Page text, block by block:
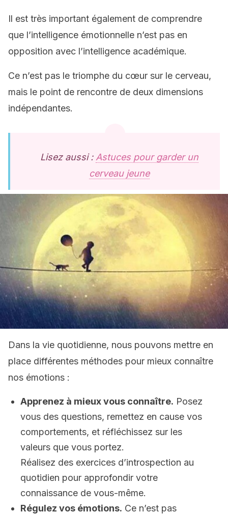
Il est très important également de comprendre
que l’intelligence émotionnelle n’est pas en
opposition avec l’intelligence académique.
Ce n’est pas le triomphe du cœur sur le cerveau,
mais le point de rencontre de deux dimensions
indépendantes.
Lisez aussi : Astuces pour garder un
cerveau jeune
Dans la vie quotidienne, nous pouvons mettre en
place différentes méthodes pour mieux connaître
nos émotions :
Apprenez à mieux vous connaître. Posez
vous des questions, remettez en cause vos
comportements, et réfléchissez sur les
valeurs que vous portez.
Réalisez des exercices d’introspection au
quotidien pour approfondir votre
connaissance de vous-même.
Régulez vos émotions. Ce n’est pas